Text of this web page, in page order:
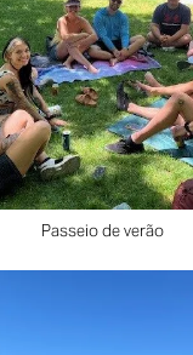
Passeio de verão